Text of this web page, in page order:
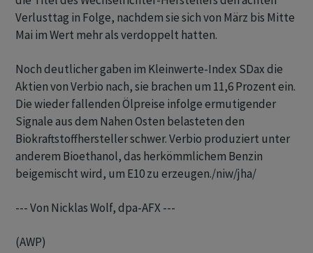
Verlusttag in Folge, nachdem sie sich von März bis Mitte
Mai im Wert mehr als verdoppelt hatten.
Noch deutlicher gaben im Kleinwerte-Index SDax die
Aktien von Verbio nach, sie brachen um 11,6 Prozent ein.
Die wieder fallenden Ölpreise infolge ermutigender
Signale aus dem Nahen Osten belasteten den
Biokraftstoffhersteller schwer. Verbio produziert unter
anderem Bioethanol, das herkömmlichem Benzin
beigemischt wird, um E10 zu erzeugen./niw/jha/
--- Von Nicklas Wolf, dpa-AFX ---
(AWP)